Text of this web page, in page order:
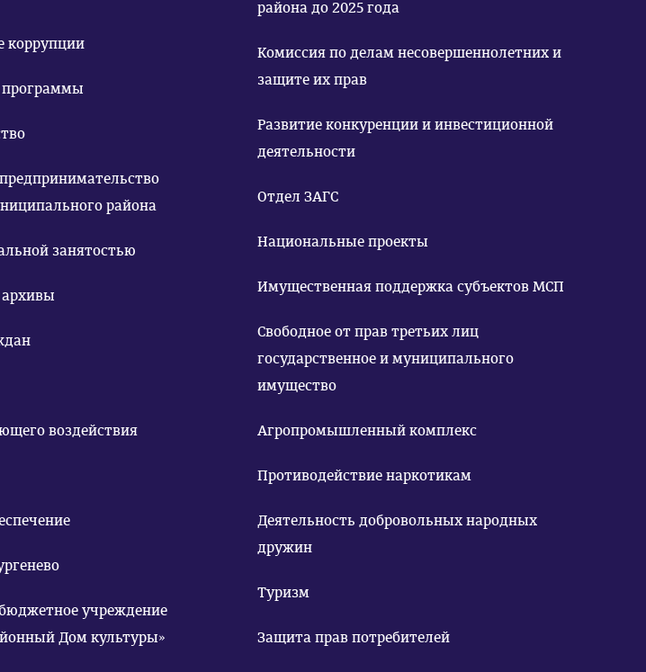
коррупции
района
занятостью
воздействия
учреждение
«Ардатовский районный Дом культуры»
района до 2025 года
Комиссия по делам несовершеннолетних и
защите их прав
Развитие конкуренции и инвестиционной
деятельности
Отдел ЗАГС
Национальные проекты
Имущественная поддержка субъектов МСП
Свободное от прав третьих лиц
государственное и муниципального
имущество
Агропромышленный комплекс
Противодействие наркотикам
Деятельность добровольных народных
дружин
Туризм
Защита прав потребителей